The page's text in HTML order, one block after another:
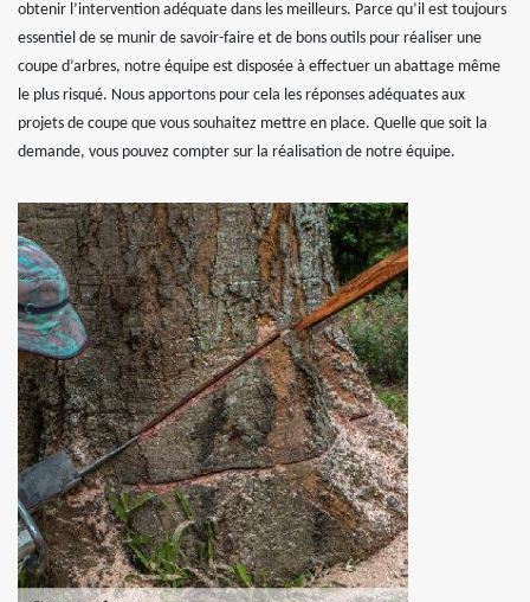
obtenir l’intervention adéquate dans les meilleurs. Parce qu’il est toujours
essentiel de se munir de savoir-faire et de bons outils pour réaliser une
coupe d’arbres, notre équipe est disposée à effectuer un abattage même
le plus risqué. Nous apportons pour cela les réponses adéquates aux
projets de coupe que vous souhaitez mettre en place. Quelle que soit la
demande, vous pouvez compter sur la réalisation de notre équipe.